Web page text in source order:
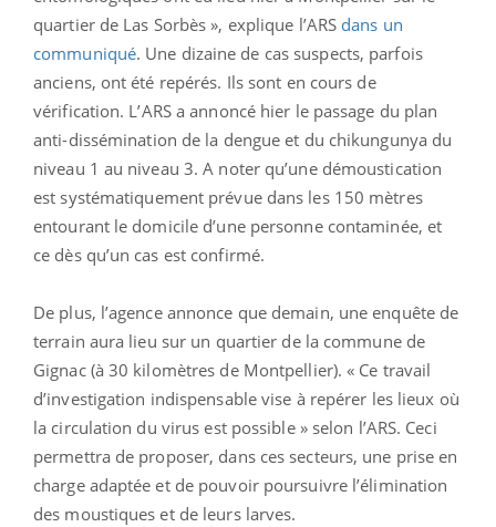
quartier de Las Sorbès », explique l’ARS dans un
communiqué. Une dizaine de cas suspects, parfois
anciens, ont été repérés. Ils sont en cours de
vérification. L’ARS a annoncé hier le passage du plan
anti-dissémination de la dengue et du chikungunya du
niveau 1 au niveau 3. A noter qu’une démoustication
est systématiquement prévue dans les 150 mètres
entourant le domicile d’une personne contaminée, et
ce dès qu’un cas est confirmé.
De plus, l’agence annonce que demain, une enquête de
terrain aura lieu sur un quartier de la commune de
Gignac (à 30 kilomètres de Montpellier). « Ce travail
d’investigation indispensable vise à repérer les lieux où
la circulation du virus est possible » selon l’ARS. Ceci
permettra de proposer, dans ces secteurs, une prise en
charge adaptée et de pouvoir poursuivre l’élimination
des moustiques et de leurs larves.